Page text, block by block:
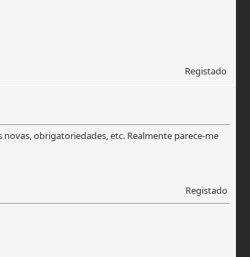
Registado
obrigatoriedades, etc. Realmente parece-me
Registado